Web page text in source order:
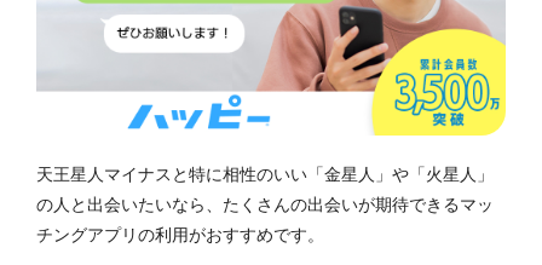
天王星人マイナスと特に相性のいい「金星人」や「火星人」
の人と出会いたいなら、たくさんの出会いが期待できるマッ
チングアプリの利用がおすすめです。